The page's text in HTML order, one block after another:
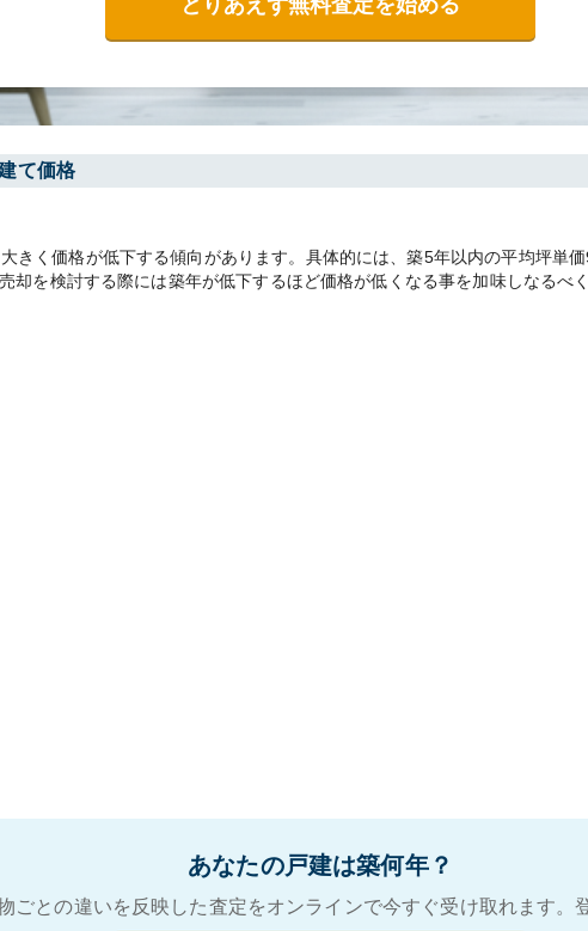
とりあえず無料査定を始める
て価格
きく価格が低下する傾向があります。具体的には、築5年以内の平均坪単
却を検討する際には築年が低下するほど価格が低くなる事を加味しなるべ
あなたの戸建は築何年？
ごとの違いを反映した査定をオンラインで今すぐ受け取れます。